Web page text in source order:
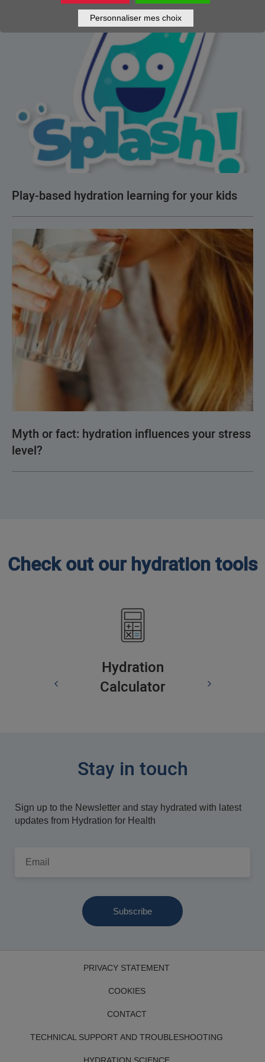
Play-based hydration learning for your kids
Myth or fact: hydration influences your stress
level?
Check out our hydration tools
Hydration
Calculator
Stay in touch
Sign up to the Newsletter and stay hydrated with latest
updates from Hydration for Health
PRIVACY STATEMENT
COOKIES
CONTACT
TECHNICAL SUPPORT AND TROUBLESHOOTING
Personnaliser mes choix